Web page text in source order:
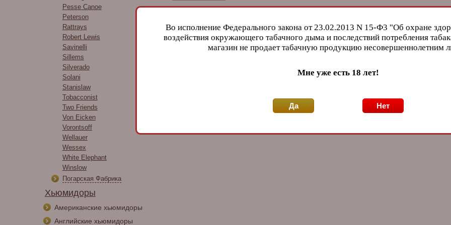
Pesse Canoe
Peterson
Rattrays
Robert Lewis
Savinelli
Sillems
Silverado
Solani
Stanislaw
Tobacconist
Two Friends
Von Eicken
Vorontsoff
Wellauer
Wessex
White Elephant
Winslow
Погарская Фабрика
Хьюмидоры
Американские хьюмидоры
Английские хьюмидоры
Во исполнение Федерального закона от 23.02.2013 N 15-Ф3 "Об охране
воздействия окружающего табачного дыма и последствий потребления
магазин не продает табачную продукцию несовершеннолетним
Мне уже есть 18 лет!
Да Нет